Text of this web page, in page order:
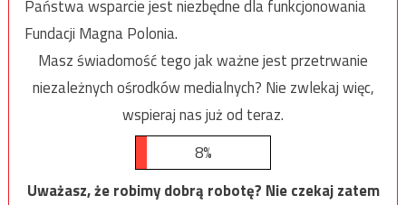
Państwa wsparcie jest niezbędne dla funkcjonowania
Fundacji Magna Polonia.
Masz świadomość tego jak ważne jest przetrwanie
niezależnych ośrodków medialnych? Nie zwlekaj więc,
wspieraj nas już od teraz.
8%
Uważasz, że robimy dobrą robotę? Nie czekaj zatem